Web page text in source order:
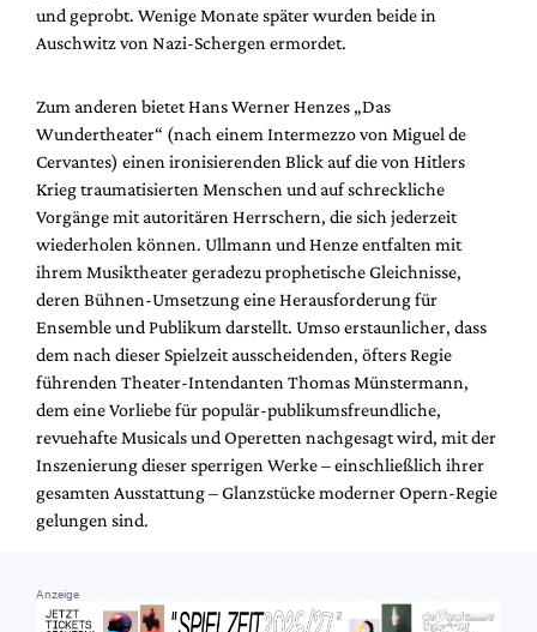
Suche
und geprobt. Wenige Monate später wurden beide in
Auschwitz von Nazi-Schergen ermordet.
Zum anderen bietet Hans Werner Henzes „Das
Wundertheater“ (nach einem Intermezzo von Miguel de
Cervantes) einen ironisierenden Blick auf die von Hitlers
Krieg traumatisierten Menschen und auf schreckliche
Vorgänge mit autoritären Herrschern, die sich jederzeit
wiederholen können. Ullmann und Henze entfalten mit
ihrem Musiktheater geradezu prophetische Gleichnisse,
deren Bühnen-Umsetzung eine Herausforderung für
Ensemble und Publikum darstellt. Umso erstaunlicher, dass
dem nach dieser Spielzeit ausscheidenden, öfters Regie
führenden Theater-Intendanten Thomas Münstermann,
dem eine Vorliebe für populär-publikumsfreundliche,
revuehafte Musicals und Operetten nachgesagt wird, mit der
Inszenierung dieser sperrigen Werke – einschließlich ihrer
gesamten Ausstattung – Glanzstücke moderner Opern-Regie
gelungen sind.
Anzeige